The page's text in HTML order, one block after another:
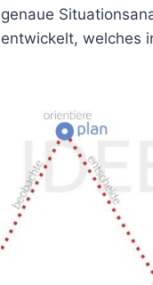
genaue
entwickelt, welches